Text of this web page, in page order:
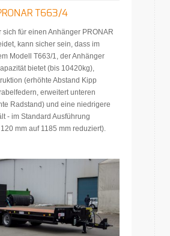
T663/4
sich für einen Anhänger PRONAR
kann sicher sein, dass im
Modell T663/1, der Anhänger
bietet (bis 10420kg),
(erhöhte Abstand Kipp
erweitert unteren
Radstand) und eine niedrigere
- im Standard Ausführung
mm auf 1185 mm reduziert).